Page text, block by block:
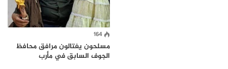
164
مسلحون يغتالون مرافق محافظ
الجوف السابق في مأرب